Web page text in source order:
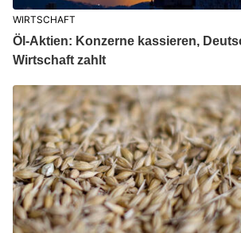
WIRTSCHAFT
Öl-Aktien: Konzerne kassieren,
Wirtschaft zahlt